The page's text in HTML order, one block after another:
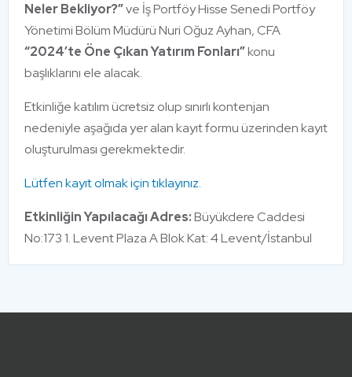
Neler Bekliyor?”ve İş Portföy Hisse Senedi Portföy
Yönetimi Bölüm Müdürü Nuri Oğuz Ayhan, CFA
“2024’te Öne Çıkan Yatırım Fonları”konu
başlıklarını ele alacak.
Etkinliğe katılım ücretsiz olup sınırlı kontenjan
nedeniyle aşağıda yer alan kayıt formu üzerinden kayıt
oluşturulması gerekmektedir.
Lütfen kayıt olmak için tıklayınız.
Etkinliğin Yapılacağı Adres:Büyükdere Caddesi
No:173 1. Levent Plaza A Blok Kat: 4 Levent/İstanbul